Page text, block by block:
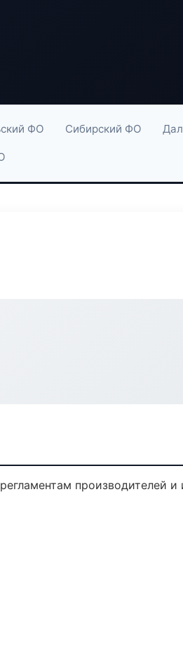
ФО Сибирский ФО
производителей и